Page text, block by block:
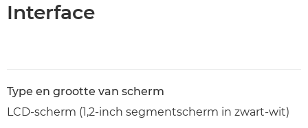
Interface
Type en grootte van scherm
LCD-scherm (1,2-inch segmentscherm in zwart-wit)